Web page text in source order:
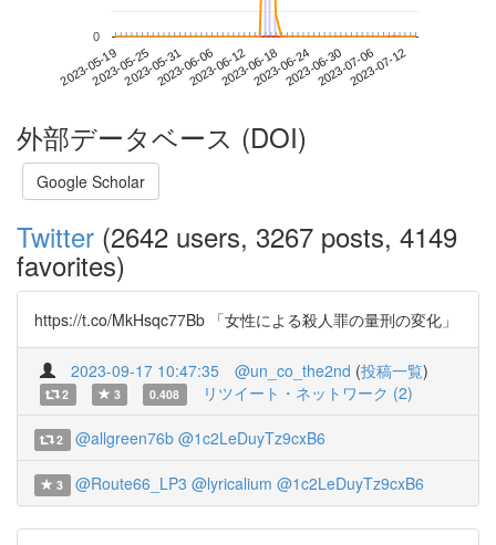
2023-05-192023-05-252023-05-312023-06-062023-06-122023-06-182023-06-242023-06-302023-07-062023-07-12
0
外部データベース (DOI)
Google Scholar
Twitter (2642 users, 3267 posts, 4149
favorites)
https://t.co/MkHsqc77Bb 「女性による殺人罪の量刑の変化」
2023-09-17 10:47:35 @un_co_the2nd (投稿一覧)
2 3 0.408 リツイート・ネットワーク (2)
2 @allgreen76b @1c2LeDuyTz9cxB6
3 @Route66_LP3 @lyricalium @1c2LeDuyTz9cxB6